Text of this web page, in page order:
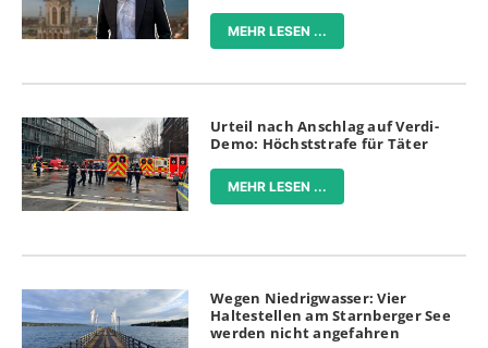
MEHR LESEN ...
Urteil nach Anschlag auf Verdi-
Demo: Höchststrafe für Täter
MEHR LESEN ...
Wegen Niedrigwasser: Vier
Haltestellen am Starnberger See
werden nicht angefahren